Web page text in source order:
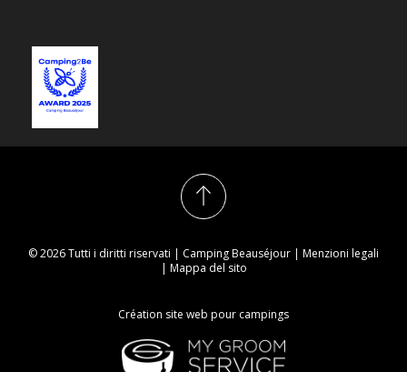
© 2026 Tutti i diritti riservati | Camping Beauséjour | Menzioni legali
| Mappa del sito
Création site web pour campings